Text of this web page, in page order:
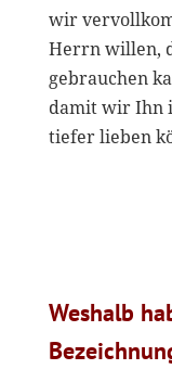
wir
Herrn willen,
gebrauchen
damit wir Ihn
tiefer lieben
Weshalb